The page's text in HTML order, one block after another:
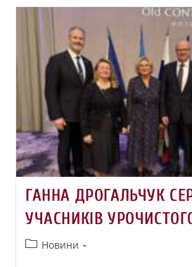
ГАННА ДРОГАЛЬЧУК
УЧАСНИКІВ
Новини